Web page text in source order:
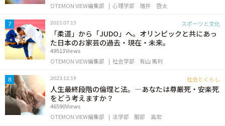
OTEMON VIEW編集部
心理学部 増井 啓太
7 2021.07.15 スポーツと文化
「柔道」から「JUDO」へ。オリンピックと共にあっ
た日本のお家芸の過去・現在・未来。
49513Views
OTEMON VIEW編集部
社会学部 有山 篤利
8 2023.12.19 社会とくらし
人生最終段階の倫理と法。―あなたは尊厳死・安楽死
をどう考えますか？
46590Views
OTEMON VIEW編集部
法学部 服部 高宏